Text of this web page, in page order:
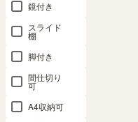
鏡付き
スライド
棚
脚付き
間仕切り
可
A4収納可